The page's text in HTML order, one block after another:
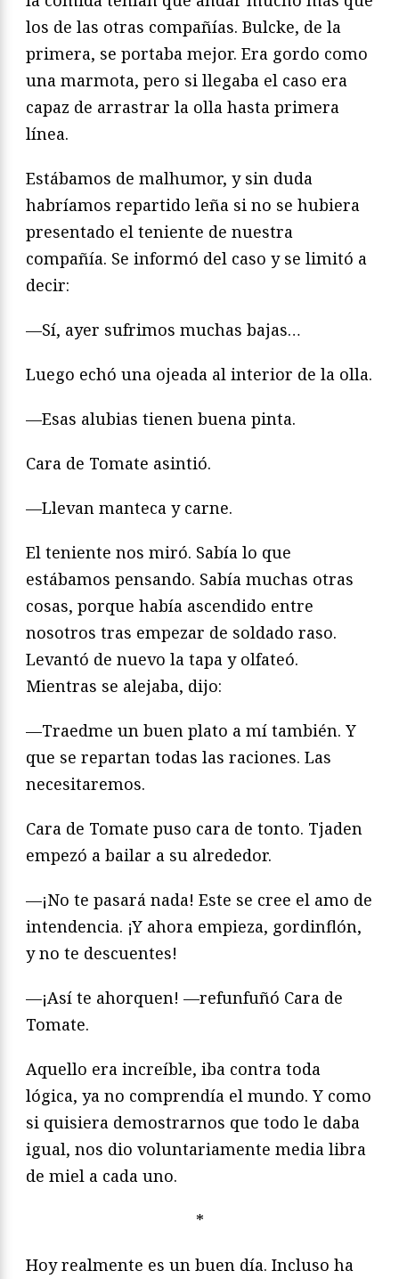
los de las otras compañías. Bulcke, de la
primera, se portaba mejor. Era gordo como
una marmota, pero si llegaba el caso era
capaz de arrastrar la olla hasta primera
línea.
Estábamos de malhumor, y sin duda
habríamos repartido leña si no se hubiera
presentado el teniente de nuestra
compañía. Se informó del caso y se limitó a
decir:
—Sí, ayer sufrimos muchas bajas…
Luego echó una ojeada al interior de la olla.
—Esas alubias tienen buena pinta.
Cara de Tomate asintió.
—Llevan manteca y carne.
El teniente nos miró. Sabía lo que
estábamos pensando. Sabía muchas otras
cosas, porque había ascendido entre
nosotros tras empezar de soldado raso.
Levantó de nuevo la tapa y olfateó.
Mientras se alejaba, dijo:
—Traedme un buen plato a mí también. Y
que se repartan todas las raciones. Las
necesitaremos.
Cara de Tomate puso cara de tonto. Tjaden
empezó a bailar a su alrededor.
—¡No te pasará nada! Este se cree el amo de
intendencia. ¡Y ahora empieza, gordinflón,
y no te descuentes!
—¡Así te ahorquen! —refunfuñó Cara de
Tomate.
Aquello era increíble, iba contra toda
lógica, ya no comprendía el mundo. Y como
si quisiera demostrarnos que todo le daba
igual, nos dio voluntariamente media libra
de miel a cada uno.
*
Hoy realmente es un buen día. Incluso ha